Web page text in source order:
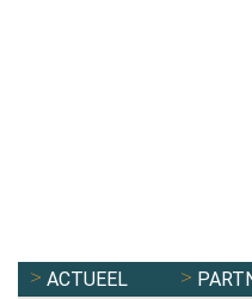
ACTUEEL